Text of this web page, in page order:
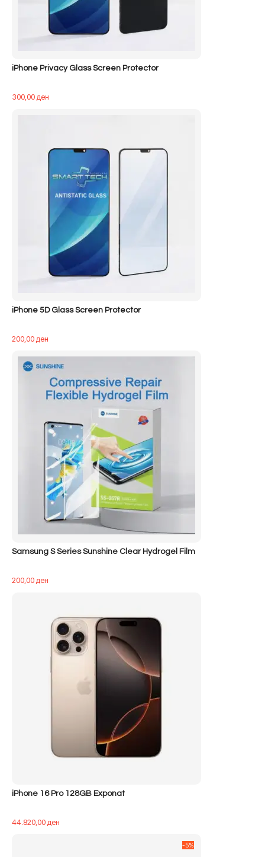
iPhone Privacy Glass Screen Protector
300,00ден
iPhone 5D Glass Screen Protector
200,00ден
Samsung S Series Sunshine Clear Hydrogel Film
200,00ден
iPhone 16 Pro 128GB Exponat
44.820,00ден
-5%